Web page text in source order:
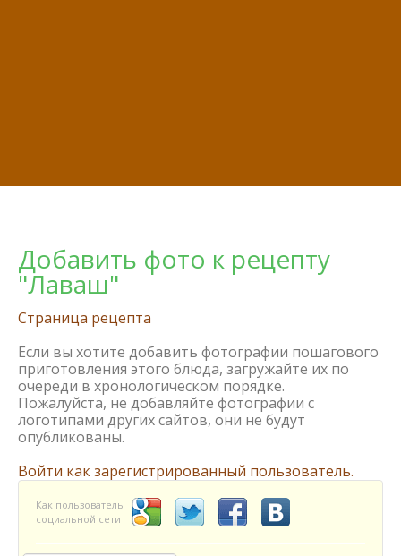
Добавить фото к рецепту
"Лаваш"
Страница рецепта
Если вы хотите добавить фотографии пошагового
приготовления этого блюда, загружайте их по
очереди в хронологическом порядке.
Пожалуйста, не добавляйте фотографии с
логотипами других сайтов, они не будут
опубликованы.
Войти как зарегистрированный пользователь.
Как пользователь
социальной сети